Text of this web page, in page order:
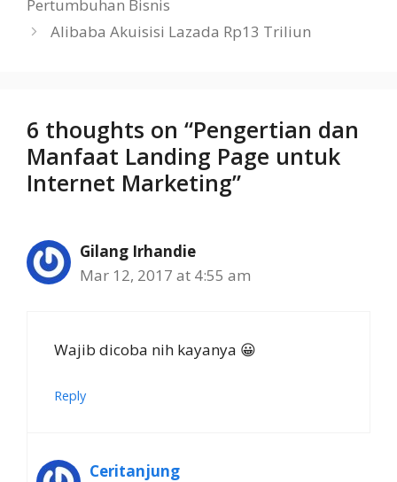
Pertumbuhan Bisnis
Alibaba Akuisisi Lazada Rp13 Triliun
6 thoughts on “Pengertian dan
Manfaat Landing Page untuk
Internet Marketing”
Gilang Irhandie
Mar 12, 2017 at 4:55 am
Wajib dicoba nih kayanya 😀
Reply
Ceritanjung